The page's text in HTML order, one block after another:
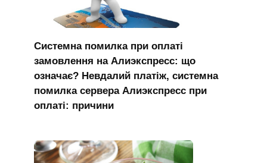
Системна помилка при оплаті
замовлення на Алиэкспресс: що
означає? Невдалий платіж, системна
помилка сервера Алиэкспресс при
оплаті: причини